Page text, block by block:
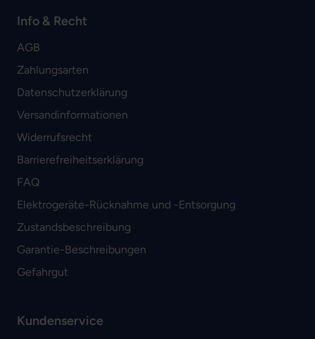
Info & Recht
AGB
Zahlungsarten
Datenschutzerklärung
Versandinformationen
Widerrufsrecht
Barrierefreiheitserklärung
FAQ
Elektrogeräte-Rücknahme und -Entsorgung
Zustandsbeschreibung
Garantie-Beschreibungen
Gefahrgut
Kundenservice